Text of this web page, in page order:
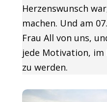
Herzenswunsch
machen. Und am
Frau All von uns,
jede Motivation, im
zu werden.